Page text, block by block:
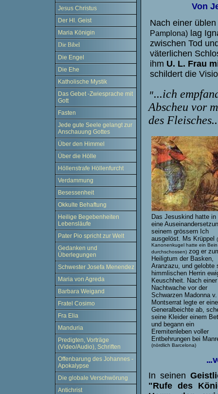
Jesus Christus
Der Hl. Geist
Maria Königin
Die Bibel
Die Engel
Die Ehe
Katholische Mystik
Das Gebet -Zwiesprache mit
Gott
Fasten
Jede gute Seele gelangt zur
Anschauung Gottes
Über den Himmel
Über die Hölle
Höllenstrafe Höllenfurcht
Verdammung
Besessenheit
Okkulte Behaftung
Heilige Begebenheiten
Lebensläufe
Pater Pio spricht zur Welt
Gedanken und
Überlegungen
Schwester Josefa Menendez
Maria von Agreda
Barbara Weigand
Fratel Cosimo
Fra Elia
Manduria
Predigten, Vorträge
(Video/Audio), Schriften
Offenbarung des Johannes -
Apokalypse
Die globale Verschwörung
Antichrist
Von
Nach einer
Pamplona) lag
zwischen Tod
väterlichen
ihm U. L. Frau
schildert die
"...ich
Abscheu vor
des
Das Jesuskind hatte in
eine
seinem grössern Ich
ausgelöst. Ms Krüppel
Kanonenkugel hatte ein Bein
durchschossen) zog er
Heiligtum der Basken,
Aranzazu, und gelobte
himmlischen Herrin
Keuschheit. Nach einer
Nachtwache vor der
Schwarzen Madonna v.
Montserrat legte er eine
Generalbeichte ab,
seine Kleider einem
und be­gann ein
Eremitenleben voller
Entbehrungen bei
(nördlich Barcelona)
In seinen
"Rufe des